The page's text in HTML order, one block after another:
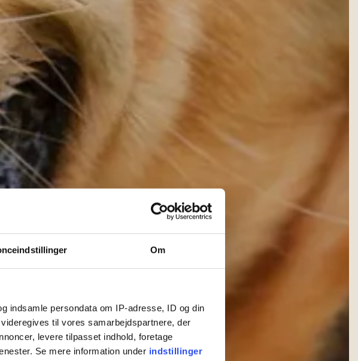
Om
indsamle persondata om IP-adresse, ID og din
til vores samarbejdspartnere, der
levere tilpasset indhold, foretage
Se mere information under indstillinger